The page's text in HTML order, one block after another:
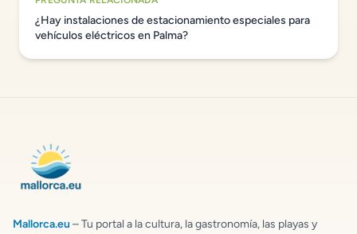
¿Hay instalaciones de estacionamiento especiales para
vehículos eléctricos en Palma?
Mallorca.eu – Tu portal a la cultura, la gastronomía, las playas y